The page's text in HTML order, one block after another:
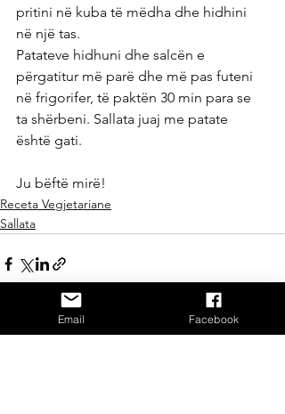
pritini në kuba të mëdha dhe hidhini
në një tas.
Patateve hidhuni dhe salcën e
përgatitur më parë dhe më pas futeni
në frigorifer, të paktën 30 min para se
ta shërbeni. Sallata juaj me patate
është gati.
Ju bëftë mirë!
Receta Vegjetariane
Sallata
Email Facebook